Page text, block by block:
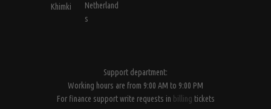
Khimki
Netherland
s
Support department:
Working hours are from 9:00 AM to 9:00 PM
For finance support write requests in billing tickets